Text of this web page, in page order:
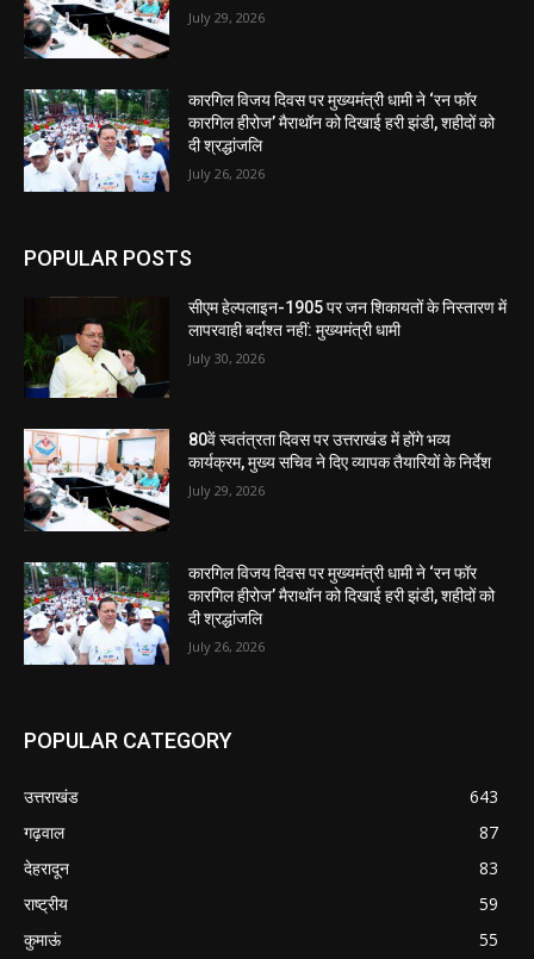
July 29, 2026
कारगिल विजय दिवस पर मुख्यमंत्री धामी ने ‘रन फॉर
कारगिल हीरोज’ मैराथॉन को दिखाई हरी झंडी, शहीदों को
दी श्रद्धांजलि
July 26, 2026
POPULAR POSTS
सीएम हेल्पलाइन-1905 पर जन शिकायतों के निस्तारण में
लापरवाही बर्दाश्त नहीं: मुख्यमंत्री धामी
July 30, 2026
80वें स्वतंत्रता दिवस पर उत्तराखंड में होंगे भव्य
कार्यक्रम, मुख्य सचिव ने दिए व्यापक तैयारियों के निर्देश
July 29, 2026
कारगिल विजय दिवस पर मुख्यमंत्री धामी ने ‘रन फॉर
कारगिल हीरोज’ मैराथॉन को दिखाई हरी झंडी, शहीदों को
दी श्रद्धांजलि
July 26, 2026
POPULAR CATEGORY
उत्तराखंड
643
गढ़वाल
87
देहरादून
83
राष्ट्रीय
59
कुमाऊं
55